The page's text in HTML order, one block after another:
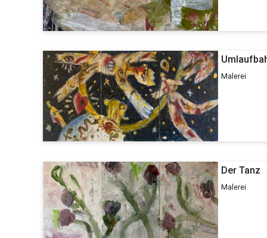
Malerei
Der Tanz
Malerei